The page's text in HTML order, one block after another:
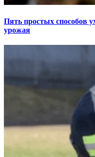
Пять простых способов
урожая